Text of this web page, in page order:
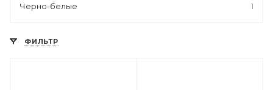
Черно-белые 1
ФИЛЬТР